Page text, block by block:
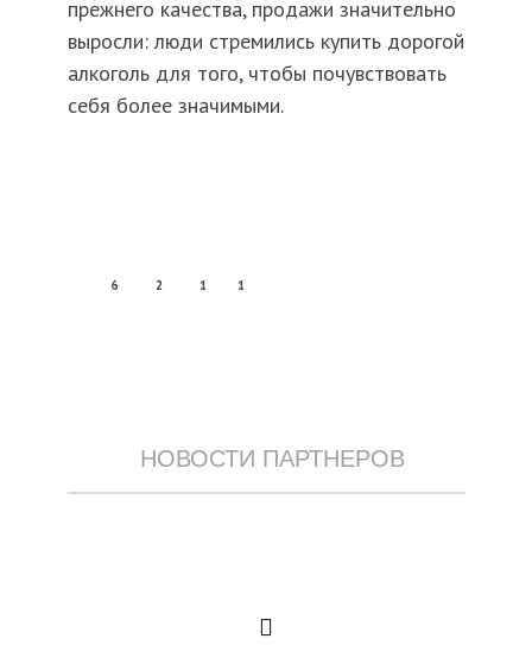
прежнего качества, продажи значительно
выросли: люди стремились купить дорогой
алкоголь для того, чтобы почувствовать
себя более значимыми.
6 2 1 1
НОВОСТИ ПАРТНЕРОВ